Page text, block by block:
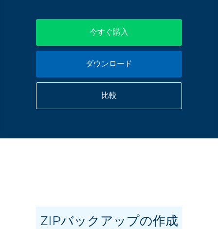
今すぐ購入
ダウンロード
比較
ZIPバックアップの作成